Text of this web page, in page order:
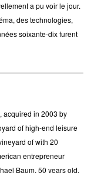
a pu voir le jour.
des technologies,
soixante-dix furent
acquired in 2003 by
of high-end leisure
of with 20
entrepreneur
Baum, 50 years old,